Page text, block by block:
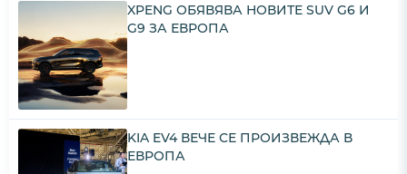
XPENG ОБЯВЯВА НОВИТЕ SUV G6 И
G9 ЗА ЕВРОПА
KIA EV4 ВЕЧЕ СЕ ПРОИЗВЕЖДА В
ЕВРОПА